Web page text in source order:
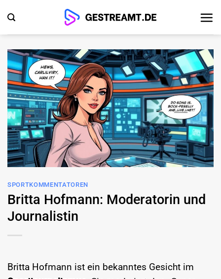
Inhalt
springen
SPORTKOMMENTATOREN
Britta Hofmann: Moderatorin und
Journalistin
Britta Hofmann ist ein bekanntes Gesicht im